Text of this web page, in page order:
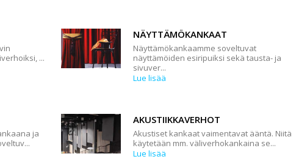
...
NÄYTTÄMÖKANKAAT
Näyttämökankaamme soveltuvat
näyttämöiden esiripuiksi sekä tausta- ja
sivuver...
Lue lisää
ja
AKUSTIIKKAVERHOT
Akustiset kankaat vaimentavat ääntä. Niitä
käytetään mm. väliverhokankaina se...
Lue lisää